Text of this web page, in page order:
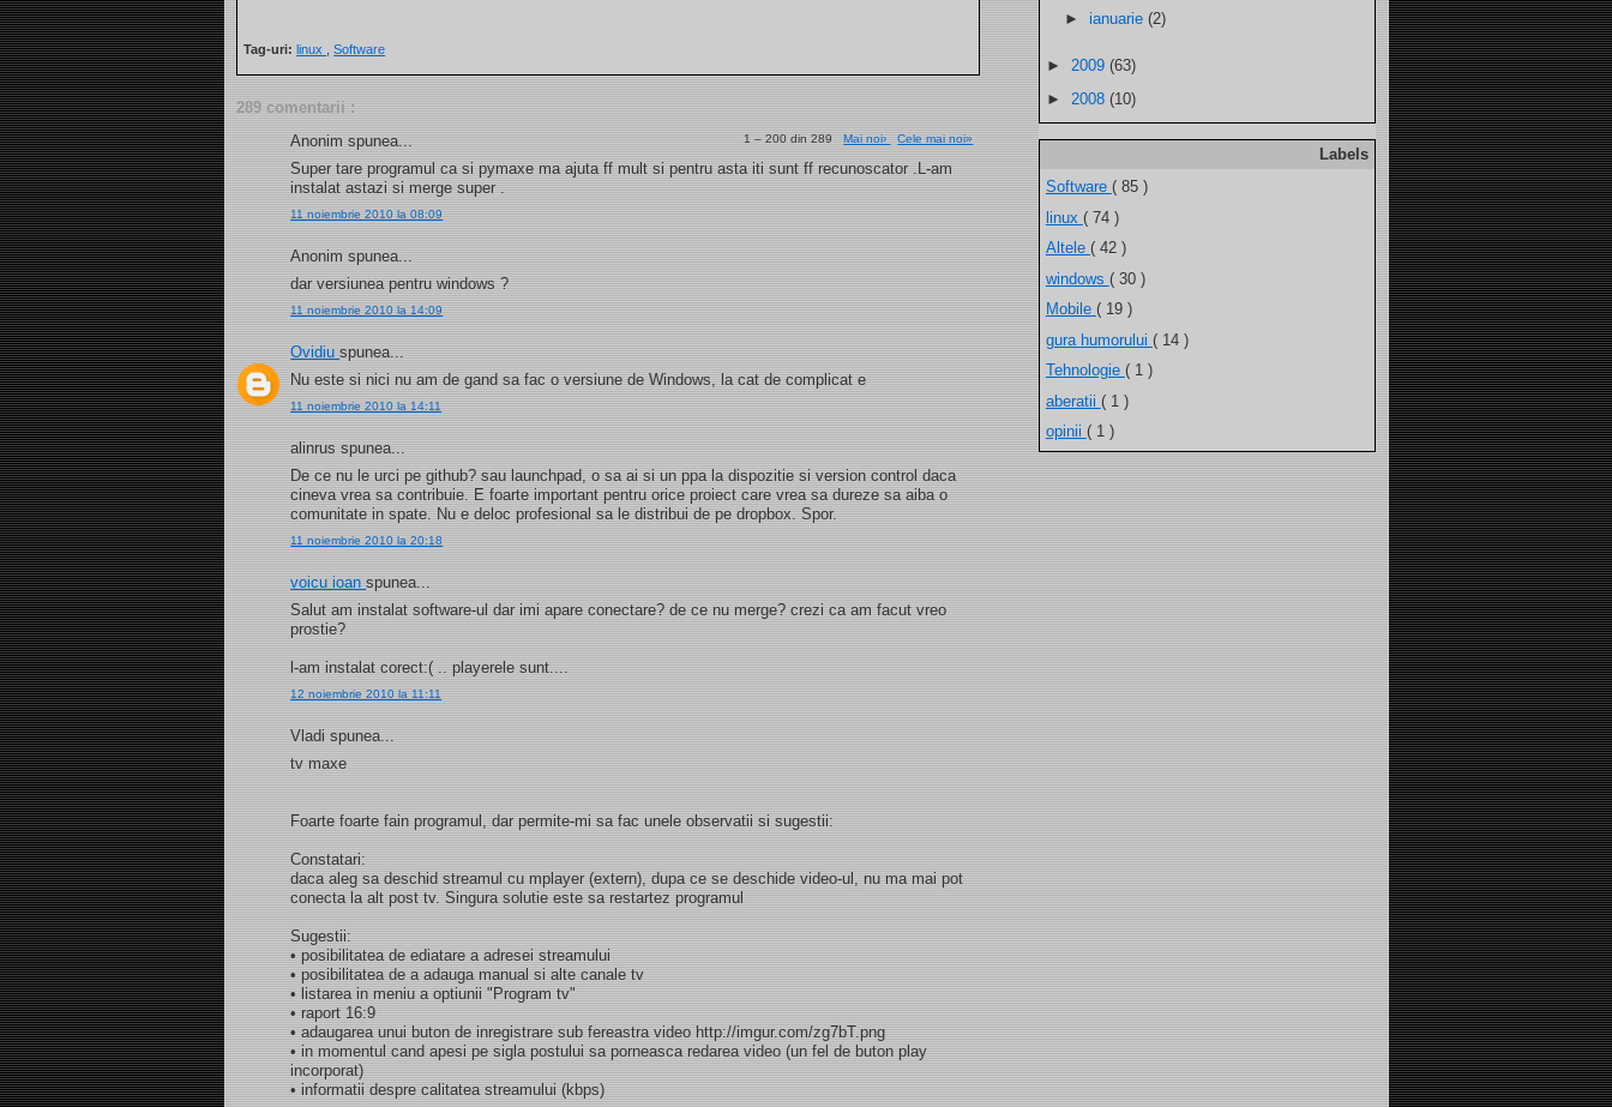
Tag-uri: linux ,Software
289 comentarii :
1 – 200 din 289Mai noi› Cele mai noi»
Anonim spunea...
Super tare programul ca si pymaxe ma ajuta ff mult si pentru asta iti sunt ff recunoscator .L-am
instalat astazi si merge super .
11 noiembrie 2010 la 08:09
Anonim spunea...
dar versiunea pentru windows ?
11 noiembrie 2010 la 14:09
Ovidiuspunea...
Nu este si nici nu am de gand sa fac o versiune de Windows, la cat de complicat e
11 noiembrie 2010 la 14:11
alinrus spunea...
De ce nu le urci pe github? sau launchpad, o sa ai si un ppa la dispozitie si version control daca
cineva vrea sa contribuie. E foarte important pentru orice proiect care vrea sa dureze sa aiba o
comunitate in spate. Nu e deloc profesional sa le distribui de pe dropbox. Spor.
11 noiembrie 2010 la 20:18
voicu ioanspunea...
Salut am instalat software-ul dar imi apare conectare? de ce nu merge? crezi ca am facut vreo
prostie?
l-am instalat corect:( .. playerele sunt....
12 noiembrie 2010 la 11:11
Vladi spunea...
tv maxe
Foarte foarte fain programul, dar permite-mi sa fac unele observatii si sugestii:
Constatari:
daca aleg sa deschid streamul cu mplayer (extern), dupa ce se deschide video-ul, nu ma mai pot
conecta la alt post tv. Singura solutie este sa restartez programul
Sugestii:
• posibilitatea de ediatare a adresei streamului
• posibilitatea de a adauga manual si alte canale tv
• listarea in meniu a optiunii "Program tv"
• raport 16:9
• adaugarea unui buton de inregistrare sub fereastra video http://imgur.com/zg7bT.png
• in momentul cand apesi pe sigla postului sa porneasca redarea video (un fel de buton play
incorporat)
• informatii despre calitatea streamului (kbps)
►ianuarie(2)
► 2009 (63)
► 2008 (10)
Labels
Software ( 85 )
linux ( 74 )
Altele ( 42 )
windows ( 30 )
Mobile ( 19 )
gura humorului ( 14 )
Tehnologie ( 1 )
aberatii ( 1 )
opinii ( 1 )